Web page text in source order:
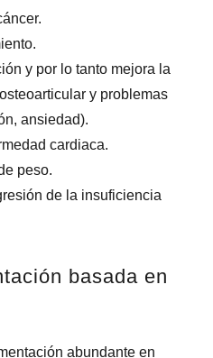
y por lo tanto mejora la
y problemas
ansiedad).
cardiaca.
peso.
de la insuficiencia
basada en
abundante en